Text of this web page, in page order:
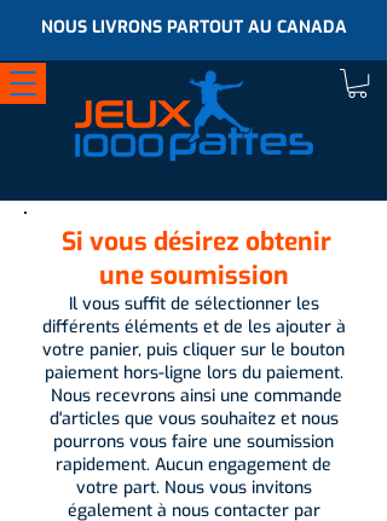
NOUS LIVRONS PARTOUT AU CANADA
Si vous désirez obtenir
une soumission
Il vous suffit de sélectionner les
différents éléments et de les ajouter à
votre panier, puis cliquer sur le bouton
paiement hors-ligne lors du paiement.
Nous recevrons ainsi une commande
d'articles que vous souhaitez et nous
pourrons vous faire une soumission
rapidement. Aucun engagement de
votre part. Nous vous invitons
également à nous contacter par